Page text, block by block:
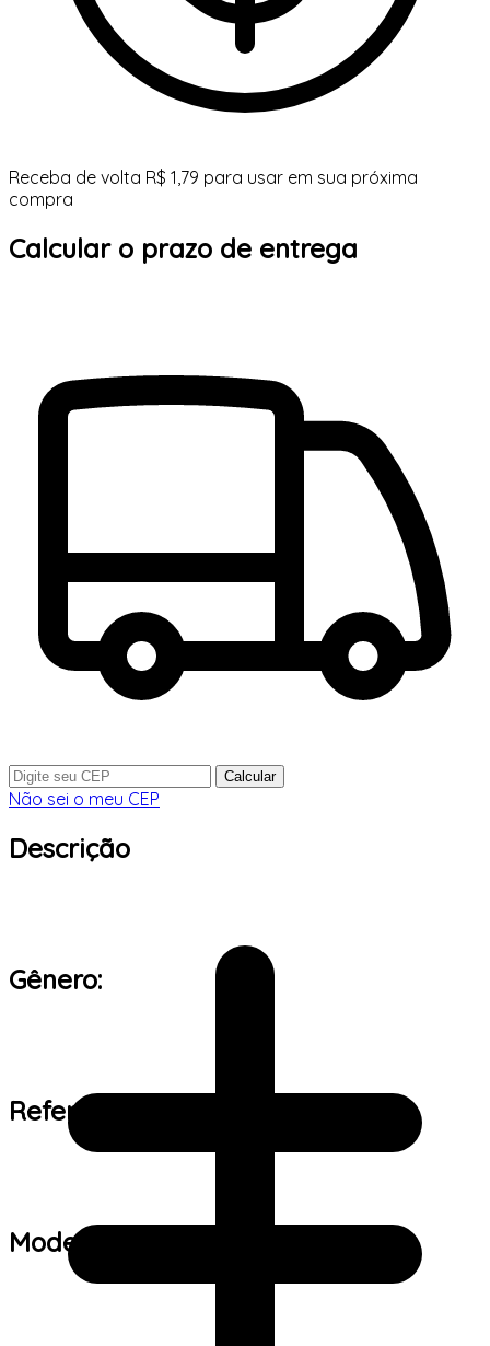
Receba de volta R$ 1,79 para usar em sua próxima
compra
Calcular o prazo de entrega
Calcular
Não sei o meu CEP
Descrição
Gênero:
Referência de tamanho:
Modelo: